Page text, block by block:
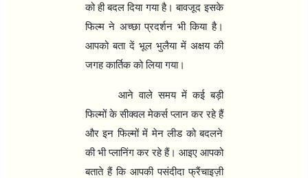
को ही बदल दिया गया है। बावजूद इसके
फिल्म ने अच्छा प्रदर्शन भी किया है।
आपको बता दें भूल भुलैया में अक्षय की
जगह कार्तिक को लिया गया।
आने वाले समय में कई बड़ी
फिल्मों के सीक्वल मेकर्स प्लान कर रहे हैं
और इन फिल्मों में मेन लीड को बदलने
की भी प्लानिंग कर रहे हैं। आइए आपको
बताते हैं कि आपकी पसंदीदा फ्रैंचाइज़ी